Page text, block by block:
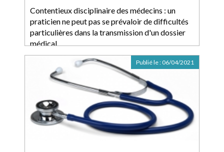
Contentieux disciplinaire des médecins : un
praticien ne peut pas se prévaloir de difficultés
particulières dans la transmission d'un dossier
médical
Publié le : 06/04/2021